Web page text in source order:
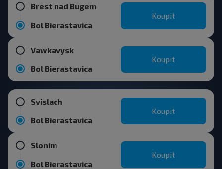
Brest nad Bugem
Bol Bierastavica
Koupit
Vawkavysk
Bol Bierastavica
Koupit
Svislach
Bol Bierastavica
Koupit
Slonim
Bol Bierastavica
Koupit